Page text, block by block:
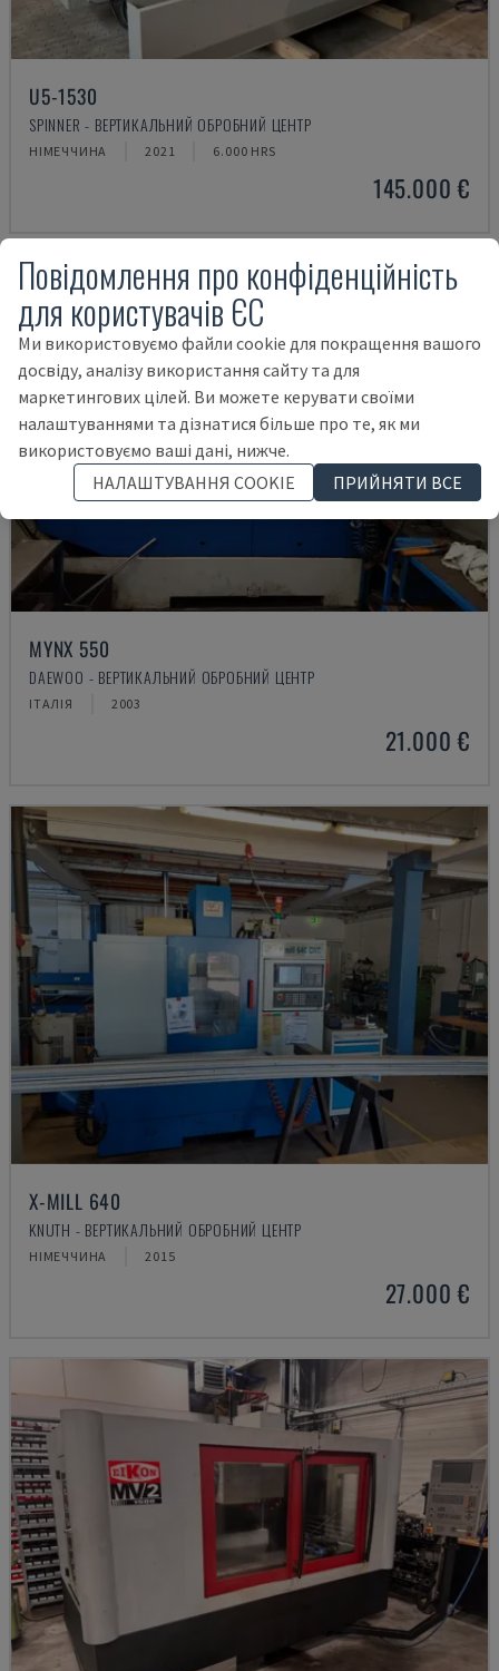
U5-1530
SPINNER - ВЕРТИКАЛЬНИЙ ОБРОБНИЙ ЦЕНТР
НІМЕЧЧИНА 2021 6.000 HRS
145.000 €
MYNX 550
DAEWOO - ВЕРТИКАЛЬНИЙ ОБРОБНИЙ ЦЕНТР
ІТАЛІЯ 2003
21.000 €
X-MILL 640
KNUTH - ВЕРТИКАЛЬНИЙ ОБРОБНИЙ ЦЕНТР
НІМЕЧЧИНА 2015
27.000 €
Повідомлення про конфіденційність
для користувачів ЄС
Ми використовуємо файли cookie для покращення вашого
досвіду, аналізу використання сайту та для
маркетингових цілей. Ви можете керувати своїми
налаштуваннями та дізнатися більше про те, як ми
використовуємо ваші дані, нижче.
НАЛАШТУВАННЯ COOKIE
ПРИЙНЯТИ ВСЕ